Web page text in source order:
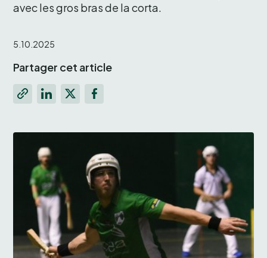
avec les gros bras de la corta.
5.10.2025
Partager cet article